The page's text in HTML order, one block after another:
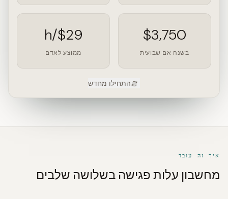
$3,750
בשנה אם שבועית
$29/h
ממוצע לאדם
התחילו מחדש
איך זה עובד
מחשבון עלות פגישה בשלושה שלבים